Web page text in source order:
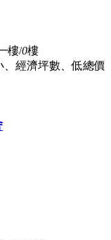
樓/0樓
、經濟坪數、低總價